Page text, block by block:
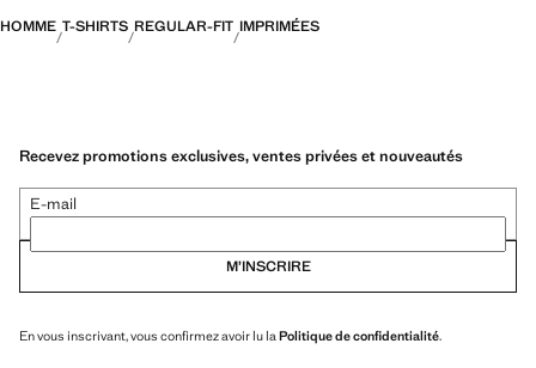
HOMME T-SHIRTS REGULAR-FIT IMPRIMÉES
Recevez promotions exclusives, ventes privées et nouveautés
E-mail
M’INSCRIRE
En vous inscrivant, vous confirmez avoir lu la Politique de confidentialité.